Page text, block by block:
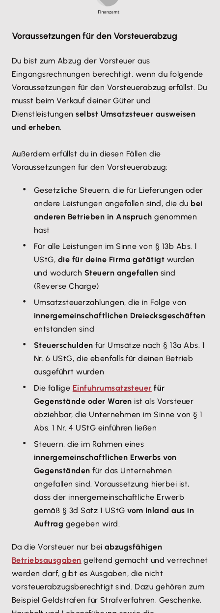
Voraussetzungen für den Vorsteuerabzug
Du bist zum Abzug der Vorsteuer aus
Eingangsrechnungen berechtigt, wenn du folgende
Voraussetzungen für den Vorsteuerabzug erfüllst. Du
musst beim Verkauf deiner Güter und
Dienstleistungenselbst Umsatzsteuer ausweisen
und erheben.
Außerdem erfüllst du in diesen Fällen die
Voraussetzungen für den Vorsteuerabzug:
Gesetzliche Steuern, die für Lieferungen oder
andere Leistungen angefallen sind, die du bei
anderen Betrieben in Anspruch genommen
hast
Für alle Leistungen im Sinne von § 13b Abs. 1
UStG, die für deine Firma getätigt wurden
und wodurch Steuern angefallen sind
(Reverse Charge)
Umsatzsteuerzahlungen, die in Folge von
innergemeinschaftlichen Dreiecksgeschäften
entstanden sind
Steuerschulden für Umsätze nach § 13a Abs. 1
Nr. 6 UStG, die ebenfalls für deinen Betrieb
ausgeführt wurden
Die fällige Einfuhrumsatzsteuer für
Gegenstände oder Waren ist als Vorsteuer
abziehbar, die Unternehmen im Sinne von § 1
Abs. 1 Nr. 4 UStG einführen ließen
Steuern, die im Rahmen eines
innergemeinschaftlichen Erwerbs von
Gegenständen für das Unternehmen
angefallen sind. Voraussetzung hierbei ist,
dass der innergemeinschaftliche Erwerb
gemäß § 3d Satz 1 UStGvom Inland aus in
Auftrag gegeben wird.
Da die Vorsteuer nur bei abzugsfähigen
Betriebsausgaben geltend gemacht und verrechnet
werden darf, gibt es Ausgaben, die nicht
vorsteuerabzugsberechtigt sind. Dazu gehören zum
Beispiel Geldstrafen für Strafverfahren, Geschenke,